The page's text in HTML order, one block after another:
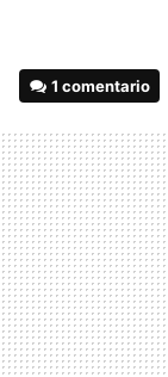
1 comentario